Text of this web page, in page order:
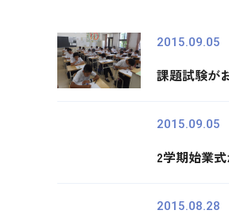
2015.09.05
課題試験が
2015.09.05
2学期始業
2015.08.28